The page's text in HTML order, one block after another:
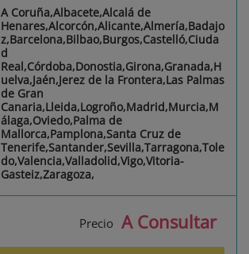
A Coruña,Albacete,Alcalá de
Henares,Alcorcón,Alicante,Almería,Badajo
z,Barcelona,Bilbao,Burgos,Castelló,Ciuda
d
Real,Córdoba,Donostia,Girona,Granada,H
uelva,Jaén,Jerez de la Frontera,Las Palmas
de Gran
Canaria,Lleida,Logroño,Madrid,Murcia,M
álaga,Oviedo,Palma de
Mallorca,Pamplona,Santa Cruz de
Tenerife,Santander,Sevilla,Tarragona,Tole
do,Valencia,Valladolid,Vigo,Vitoria-
Gasteiz,Zaragoza,
Precio A Consultar